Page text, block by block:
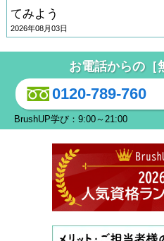
てみよう
2026年08月03日
お電話からの［
0120-789-760
BrushUP学び：9:00～21:00